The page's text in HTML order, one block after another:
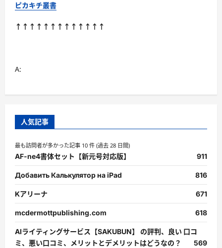
ピカキチ叢書
↑↑↑↑↑↑↑↑↑↑↑↑↑
A:
人気記事
最も訪問者が多かった記事 10 件 (過去 28 日間)
AF-ne4書体セット【新元号対応版】 911
Добавить Калькулятор на iPad 816
Kアリーナ 671
mcdermottpublishing.com 618
AIライティングサービス【SAKUBUN】 の評判、良い 口コ
ミ、悪い口コミ、メリットとデメリットはどうなの？
569